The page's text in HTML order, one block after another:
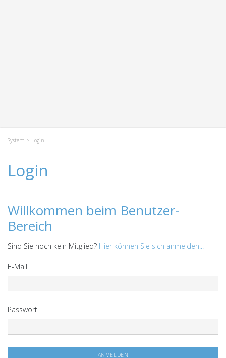
System > Login
Login
Willkommen beim Benutzer-
Bereich
Sind Sie noch kein Mitglied? Hier können Sie sich anmelden...
E-Mail
Passwort